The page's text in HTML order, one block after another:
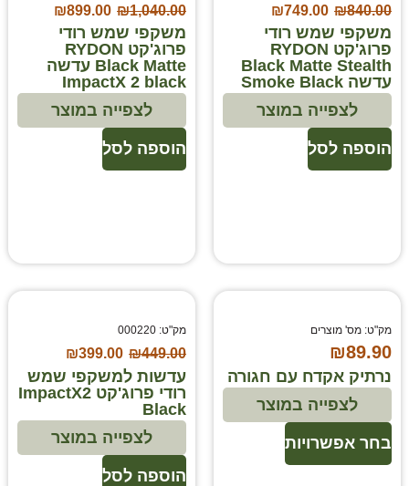
₪840.00
₪749.00
משקפי שמש רודי
פרוג'קט RYDON
Black Matte Stealth
עדשה Smoke Black
הוספה לסל
לצפייה במוצר
₪1,040.00
₪899.00
משקפי שמש רודי
פרוג'קט RYDON
Black Matte עדשה
ImpactX 2 black
הוספה לסל
לצפייה במוצר
מק"ט: מס' מוצרים
₪89.90
נרתיק אקדח עם חגורה
בחר אפשרויות
לצפייה במוצר
מק"ט: 000220
₪449.00
₪399.00
עדשות למשקפי שמש
רודי פרוג'קט ImpactX2
Black
הוספה לסל
לצפייה במוצר